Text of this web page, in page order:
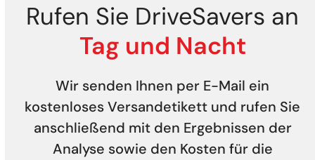
Rufen Sie DriveSavers an
Tag und Nacht
Wir senden Ihnen per E-Mail ein
kostenloses Versandetikett und rufen Sie
anschließend mit den Ergebnissen der
Analyse sowie den Kosten für die